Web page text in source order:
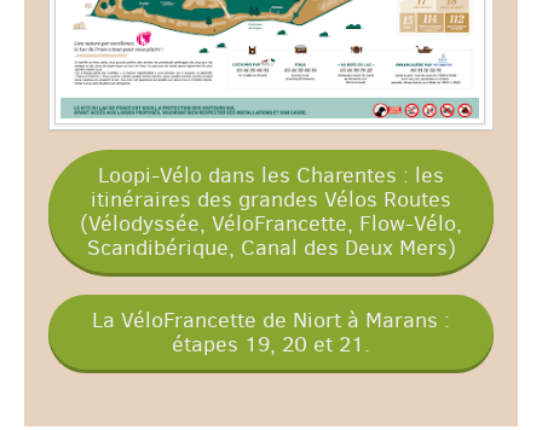
Loopi-Vélo dans les Charentes : les
itinéraires des grandes Vélos Routes
(Vélodyssée, VéloFrancette, Flow-Vélo,
Scandibérique, Canal des Deux Mers)
La VéloFrancette de Niort à Marans :
étapes 19, 20 et 21.